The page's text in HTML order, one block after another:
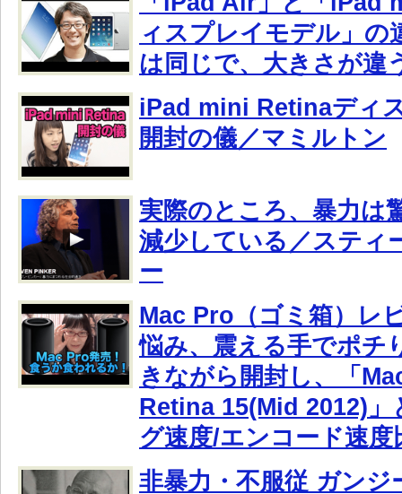
ィスプレイモデル」の
は同じで、大きさが違
iPad mini Retinaディ
開封の儀／マミルトン
実際のところ、暴力は
減少している／スティ
ー
Mac Pro（ゴミ箱）レ
悩み、震える手でポチ
きながら開封し、「‎
Retina 15(Mid 2012)」
グ速度/エンコード速度
非暴力・不服従 ガンジ